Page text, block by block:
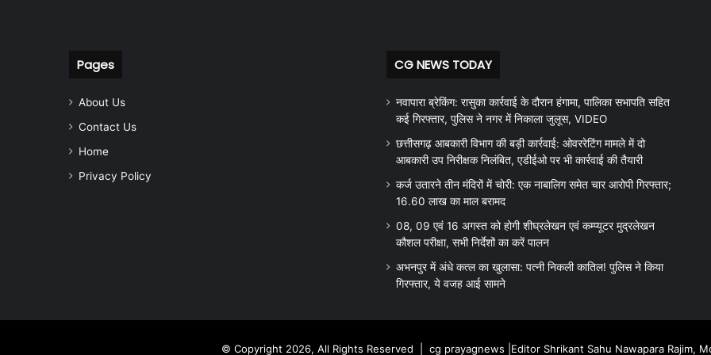
Pages
About Us
Contact Us
Home
Privacy Policy
CG NEWS TODAY
नवापारा ब्रेकिंग: रासुका कार्रवाई के दौरान हंगामा, पालिका सभापति सहित
कई गिरफ्तार, पुलिस ने नगर में निकाला जुलूस, VIDEO
छत्तीसगढ़ आबकारी विभाग की बड़ी कार्रवाई: ओवररेटिंग मामले में दो
आबकारी उप निरीक्षक निलंबित, एडीईओ पर भी कार्रवाई की तैयारी
कर्ज उतारने तीन मंदिरों में चोरी: एक नाबालिग समेत चार आरोपी गिरफ्तार;
16.60 लाख का माल बरामद
08, 09 एवं 16 अगस्त को होगी शीघ्रलेखन एवं कम्प्यूटर मुद्रलेखन
कौशल परीक्षा, सभी निर्देशों का करें पालन
अभनपुर में अंधे कत्ल का खुलासा: पत्नी निकली कातिल! पुलिस ने किया
गिरफ्तार, ये वजह आई सामने
© Copyright 2026, All Rights Reserved | cg prayagnews |Editor Shrikant Sahu Nawapara Rajim,